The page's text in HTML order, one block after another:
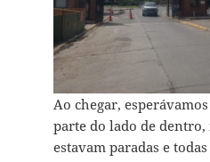
Ao chegar,
parte do lado de dentro,
estavam paradas e